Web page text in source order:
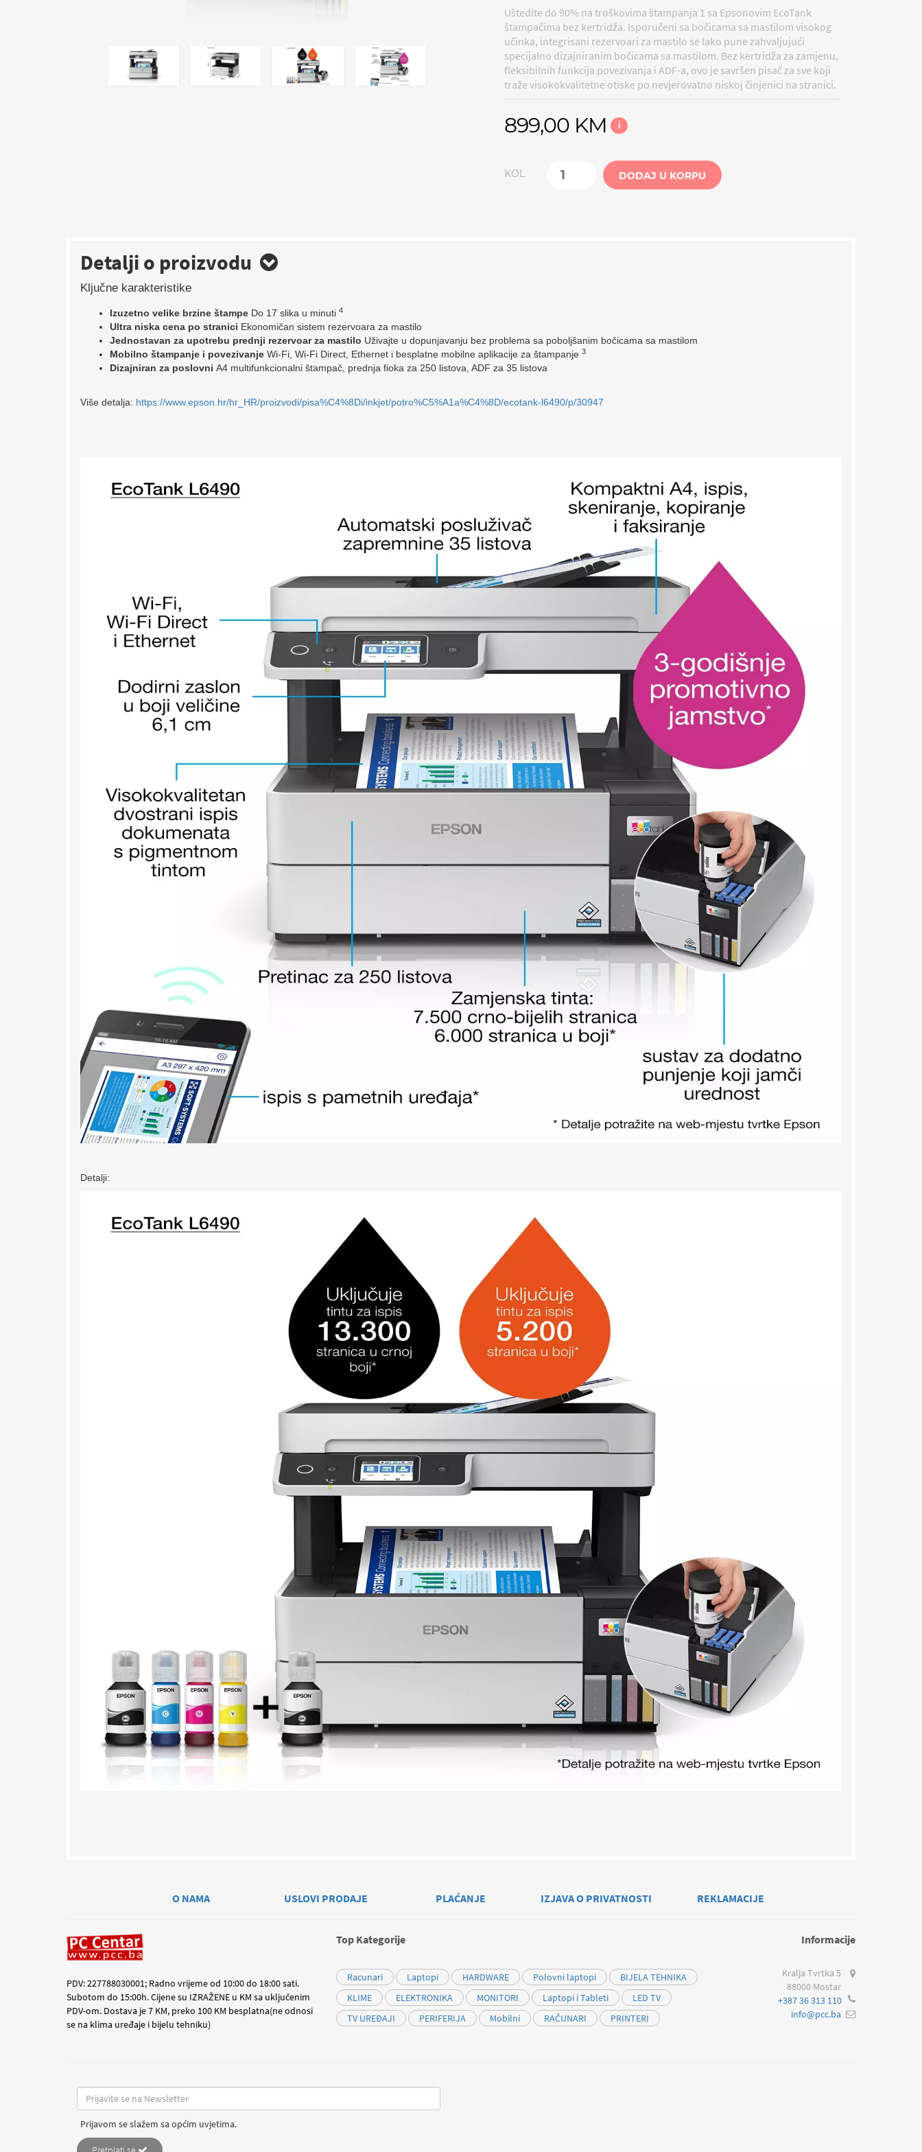
Uštedite do 90% na troškovima štampanja 1 sa Epsonovim EcoTank
štampačima bez kertridža. Isporučeni sa bočicama sa mastilom visokog
učinka, integrisani rezervoari za mastilo se lako pune zahvaljujući
specijalno dizajniranim bočicama sa mastilom. Bez kertridža za zamjenu,
fleksibilnih funkcija povezivanja i ADF-a, ovo je savršen pisač za sve koji
traže visokokvalitetne otiske po nevjerovatno niskoj činjenici na stranici.
899,00 KM i
KOL DODAJ U KORPU
Detalji o proizvodu
Ključne karakteristike
Izuzetno velike brzine štampe Do 17 slika u minuti 4
Ultra niska cena po stranici Ekonomičan sistem rezervoara za mastilo
Jednostavan za upotrebu prednji rezervoar za mastilo Uživajte u dopunjavanju bez problema sa poboljšanim bočicama sa mastilom
Mobilno štampanje i povezivanje Wi-Fi, Wi-Fi Direct, Ethernet i besplatne mobilne aplikacije za štampanje 3
Dizajniran za poslovni A4 multifunkcionalni štampač, prednja fioka za 250 listova, ADF za 35 listova
Više detalja: https://www.epson.hr/hr_HR/proizvodi/pisa%C4%8Di/inkjet/potro%C5%A1a%C4%8D/ecotank-l6490/p/30947
Detalji:
O NAMA USLOVI PRODAJE PLAĆANJE IZJAVA O PRIVATNOSTI REKLAMACIJE
PDV: 227788030001; Radno vrijeme od 10:00 do 18:00 sati.
Subotom do 15:00h. Cijene su IZRAŽENE u KM sa uključenim
PDV-om. Dostava je 7 KM, preko 100 KM besplatna(ne odnosi
se na klima uređaje i bijelu tehniku)
Top Kategorije
Racunari Laptopi HARDWARE Polovni laptopi
BIJELA TEHNIKA
KLIME
ELEKTRONIKA MONITORI Laptopi i Tableti
LED TV
TV UREĐAJI
PERIFERIJA Mobilni RAČUNARI PRINTERI
Informacije
Kralja Tvrtka 5
88000 Mostar
+387 36 313 110
info@pcc.ba
Prijavom se slažem sa općim uvjetima.